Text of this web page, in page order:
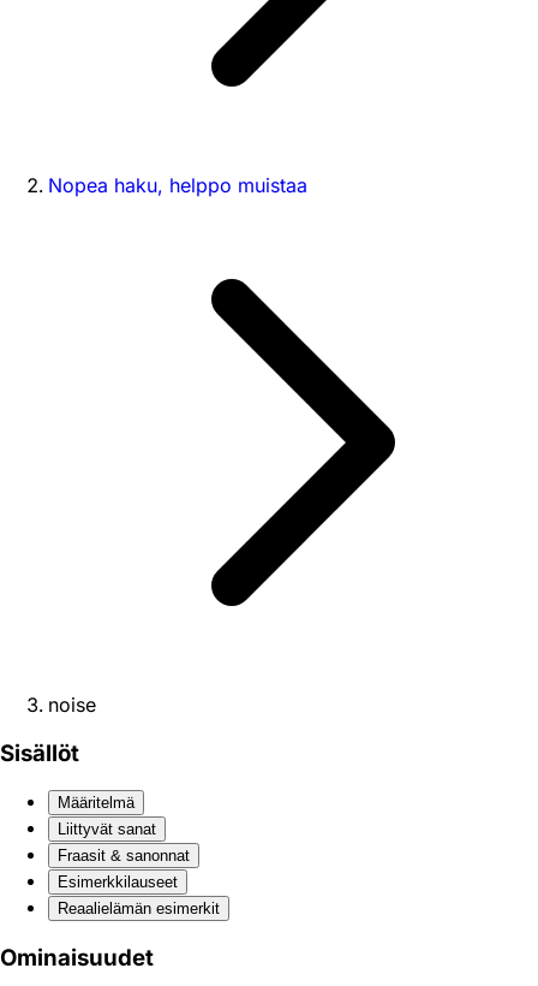
Nopea haku, helppo muistaa
noise
Sisällöt
Määritelmä
Liittyvät sanat
Fraasit & sanonnat
Esimerkkilauseet
Reaali­elämän esimerkit
Ominaisuudet